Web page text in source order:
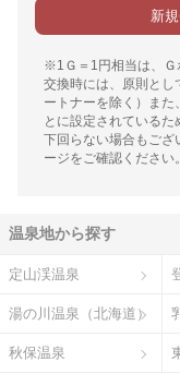
新
※1Ｇ＝1円相当は、Ｇ
交換時には、原則とし
ートナーを除く）ま
とに設定されている
下回らない場合もご
ージをご確認ください。
温泉地から探す
定山渓温泉
湯の川温泉（北海道）
秋保温泉